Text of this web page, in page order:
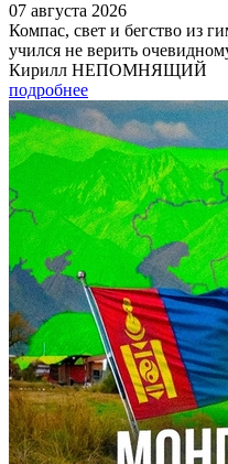
07 августа 2026
Компас, свет и бегство из
учился не верить
Кирилл НЕПОМНЯЩИЙ
подробнее